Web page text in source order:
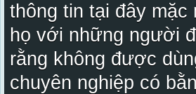
thông tin tại đây mặc
họ với những người
rằng không được
chuyên nghiệp có